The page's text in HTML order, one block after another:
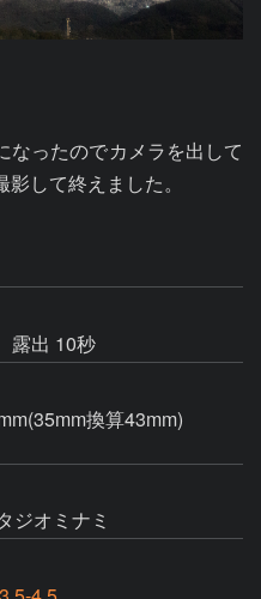
なったのでカメラを出して
して終えました。
露出 10秒
換算43mm)
ジオミナミ